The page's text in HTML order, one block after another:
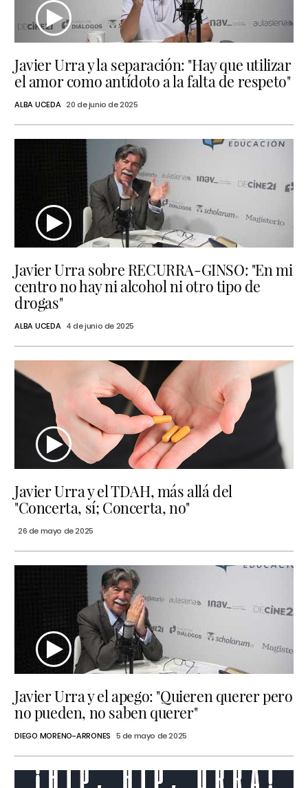
Javier Urra y la separación: "Hay que utilizar
el amor como antídoto a la falta de respeto"
ALBA UCEDA 20 de junio de 2025
Javier Urra sobre RECURRA-GINSO: "En mi
centro no hay ni alcohol ni otro tipo de
drogas"
ALBA UCEDA 4 de junio de 2025
Javier Urra y el TDAH, más allá del
"Concerta, sí; Concerta, no"
26 de mayo de 2025
Javier Urra y el apego: "Quieren querer pero
no pueden, no saben querer"
DIEGO MORENO-ARRONES 5 de mayo de 2025